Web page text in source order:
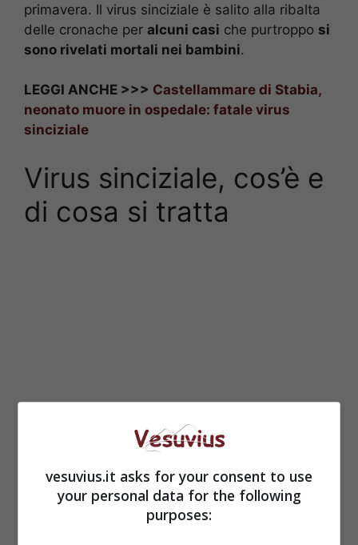
primavera. Il virus sinciziale è salito alla ribalta
delle cronache per alcuni casi che purtroppo si
sono rivelati mortali nei bambini.
LEGGI ANCHE >>> Castellammare di Stabia,
neonato muore in ospedale: fatale virus
sinciziale
Virus sinciziale, cos’è e
di cosa si tratta
vesuvius.it asks for your consent to use
your personal data for the following
purposes: